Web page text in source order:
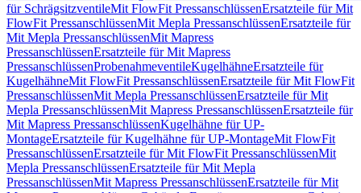
für SchrägsitzventileMit FlowFit PressanschlüssenErsatzteile für Mit
FlowFit PressanschlüssenMit Mepla PressanschlüssenErsatzteile für
Mit Mepla PressanschlüssenMit Mapress
PressanschlüssenErsatzteile für Mit Mapress
PressanschlüssenProbenahmeventileKugelhähneErsatzteile für
KugelhähneMit FlowFit PressanschlüssenErsatzteile für Mit FlowFit
PressanschlüssenMit Mepla PressanschlüssenErsatzteile für Mit
Mepla PressanschlüssenMit Mapress PressanschlüssenErsatzteile für
Mit Mapress PressanschlüssenKugelhähne für UP-
MontageErsatzteile für Kugelhähne für UP-MontageMit FlowFit
PressanschlüssenErsatzteile für Mit FlowFit PressanschlüssenMit
Mepla PressanschlüssenErsatzteile für Mit Mepla
PressanschlüssenMit Mapress PressanschlüssenErsatzteile für Mit